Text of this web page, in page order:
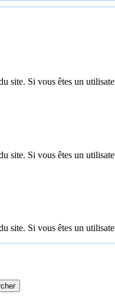
site. Si vous êtes un
site. Si vous êtes un
site. Si vous êtes un